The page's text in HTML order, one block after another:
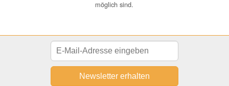
möglich sind.